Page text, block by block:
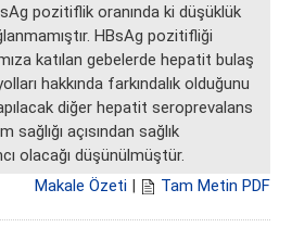
pozitiflik oranında ki düşüklük
HBsAg pozitifliği
katılan gebelerde hepatit bulaş
hakkında farkındalık olduğunu
diğer hepatit seroprevalans
sağlığı açısından sağlık
olacağı düşünülmüştür.
Makale Özeti | Tam Metin PDF